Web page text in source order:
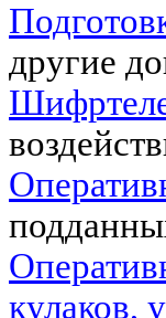
другие
кулаков,